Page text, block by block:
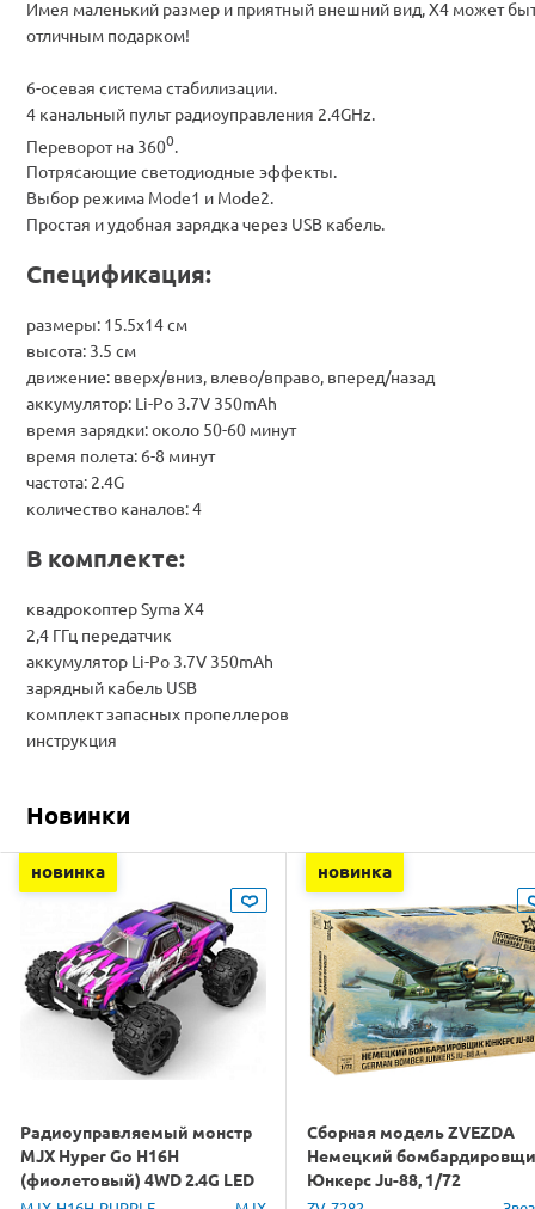
Имея маленький размер и приятный внешний вид, X4 может
отличным подарком!
6-осевая система стабилизации.
4 канальный пульт радиоуправления 2.4GHz.
Переворот на 3600
Потрясающие светодиодные эффекты.
Выбор режима Mode1 и Mode2.
Простая и удобная зарядка через USB кабель.
Спецификация:
размеры: 15.5х14 см
высота: 3.5 см
движение: вверх/вниз, влево/вправо, вперед/назад
аккумулятор: Li-Po 3.7V 350mAh
время зарядки: около 50-60 минут
время полета: 6-8 минут
частота: 2.4G
количество каналов: 4
В комплекте:
квадрокоптер Syma X4
2,4 ГГц передатчик
аккумулятор Li-Po 3.7V 350mAh
зарядный кабель USB
комплект запасных пропеллеров
инструкция
Новинки
новинка
Радиоуправляемый монстр
MJX Hyper Go H16H
(фиолетовый) 4WD 2.4G LED
GPS 1/16 RTR
новинка
Сборная модель ZVEZDA
Немецкий
Юнкерс Ju-88, 1/72